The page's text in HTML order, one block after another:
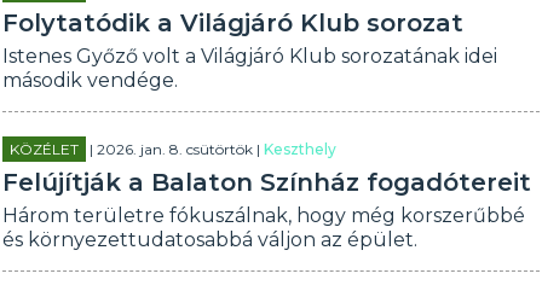
Folytatódik a Világjáró Klub sorozat
Istenes Győző volt a Világjáró Klub sorozatának idei
második vendége.
KÖZÉLET | 2026. jan. 8. csütörtök |Keszthely
Felújítják a Balaton Színház fogadótereit
Három területre fókuszálnak, hogy még korszerűbbé
és környezettudatosabbá váljon az épület.